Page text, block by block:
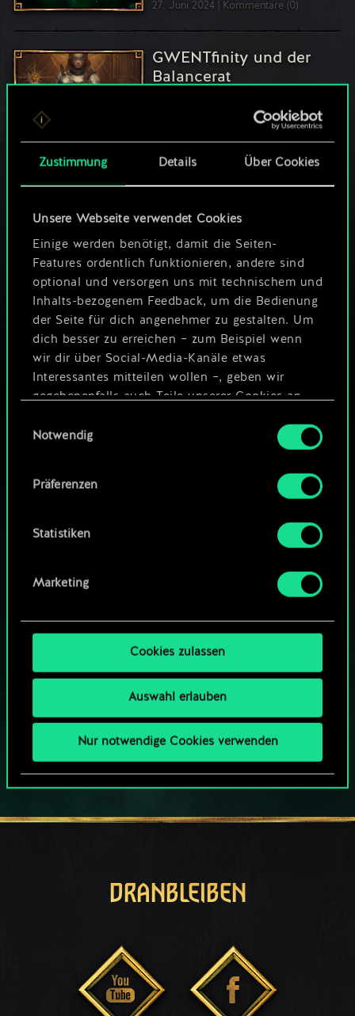
Zustimmung Details Über Cookies
Unsere Webseite verwendet Cookies
Einige werden benötigt, damit die Seiten-
Features ordentlich funktionieren, andere sind
optional und versorgen uns mit technischem und
Inhalts-bezogenem Feedback, um die Bedienung
der Seite für dich angenehmer zu gestalten. Um
dich besser zu erreichen – zum Beispiel wenn
wir dir über Social-Media-Kanäle etwas
Interessantes mitteilen wollen –, geben wir
gegebenenfalls auch Teile unserer Cookies an
Cookies erfordert allerdings deine Zustimmung.
Alle Details zu unserer Nutzung von Cookies
findest du unten im Menü „Einstellungen“, wo
um das Thema Cookies ändern kannst.
Notwendig
Präferenzen
Statistiken
Marketing
Cookies zulassen
Auswahl erlauben
Nur notwendige Cookies verwenden
27. Juni 2024 Kommentare (0)
GWENTfinity und der
Balancerat
Die November-Saison
hat begonnen
Die Oktober-Saison ist
da!
17. Oktober 2023 Kommentare (0)
WIE WÄR’S MIT EINER RUNDE GWENT?
KOSTENLOS AUF
Das Spiel bietet Ingame-Käufe
SPIELE AUCH AUF:
DRANBLEIBEN